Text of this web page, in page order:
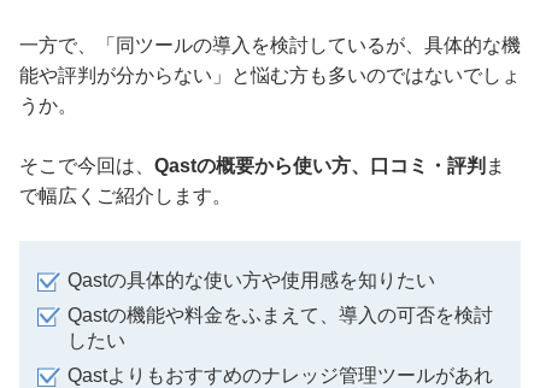
一方で、「同ツールの導入を検討しているが、具体的な機
能や評判が分からない」と悩む方も多いのではないでしょ
うか。
そこで今回は、 Qastの概要から使い方、口コミ・評判 ま
で幅広くご紹介します。
Qastの具体的な使い方や使用感を知りたい
Qastの機能や料金をふまえて、導入の可否を検討
したい
Qastよりもおすすめのナレッジ管理ツールがあれ